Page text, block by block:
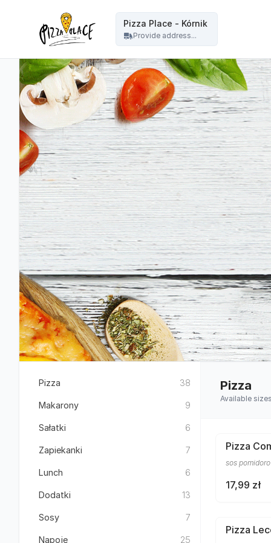
Pizza Place - Kórnik
Provide address...
Pizza 38
Makarony 9
Sałatki 6
Zapiekanki 7
Lunch 6
Dodatki 13
Sosy 7
Napoje 25
Pizza
Available
Pizza
sos
17,99 zł
Pizza